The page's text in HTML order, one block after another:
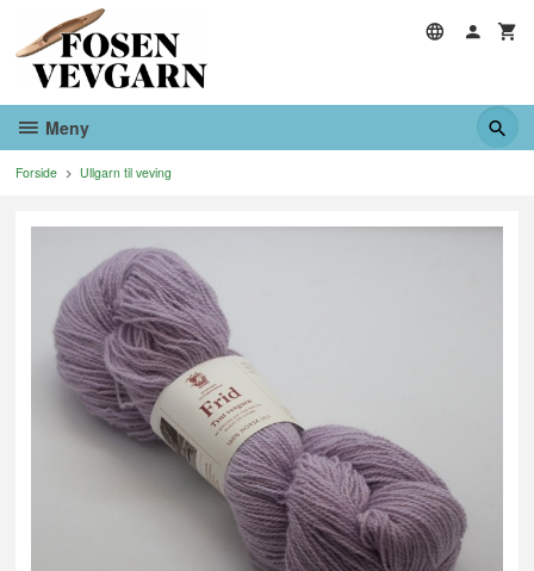
innholdet
Meny
Forside Ullgarn til veving